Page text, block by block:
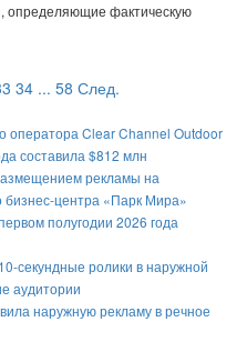
определяющие фактическую
34 ... 58 След.
оператора Clear Channel Outdoor
составила $812 млн
рекламы на
бизнес-центра «Парк Мира»
полугодии 2026 года
секундные ролики в наружной
аудитории
наружную рекламу в речное